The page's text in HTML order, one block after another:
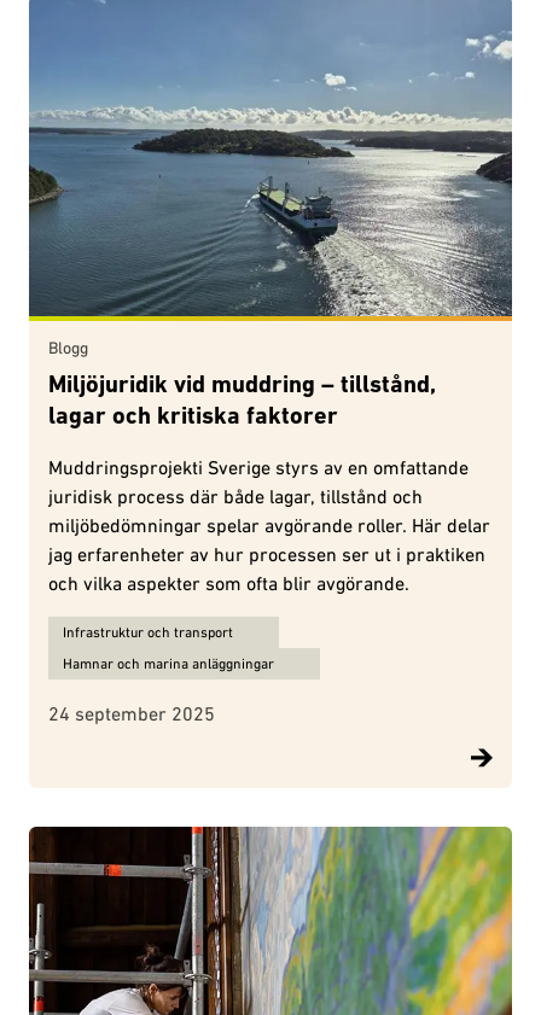
Blogg
Miljöjuridik vid muddring – tillstånd,
lagar och kritiska faktorer
Muddringsprojekti Sverige styrs av en omfattande
juridisk process där både lagar, tillstånd och
miljöbedömningar spelar avgörande roller. Här delar
jag erfarenheter av hur processen ser ut i praktiken
och vilka aspekter som ofta blir avgörande.
Ämnen för Miljöjuridik vid muddring – tillstånd, lagar och
Infrastruktur och transport
Hamnar och marina anläggningar
24 september 2025